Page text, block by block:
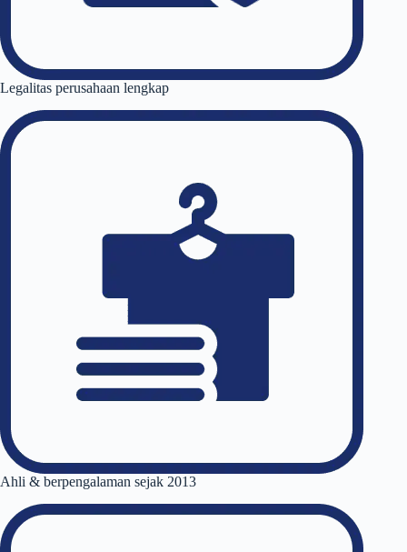
Legalitas perusahaan lengkap
Ahli & berpengalaman sejak 2013